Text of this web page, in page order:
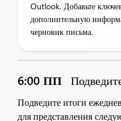
Outlook. Добавьте
дополнительную
черновик письма.
6:00 ПП
Подведите итоги
для представления